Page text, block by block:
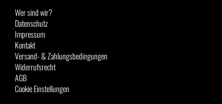
Wer sind wir?
Datenschutz
Impressum
Kontakt
Versand- & Zahlungsbedingungen
Widerrufsrecht
AGB
Cookie Einstellungen